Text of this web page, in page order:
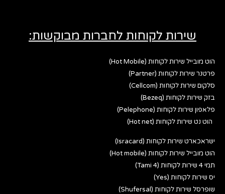
שירות לקוחות לחברות מבוקשות:
הוט מובייל שירות לקוחות (Hot Mobile)
פרטנר שירות לקוחות (Partner)
סלקום שירות לקוחות (Cellcom)
בזק שירות לקוחות (Bezeq)
פלאפון שירות לקוחות (Pelephone)
הוט נט שירות לקוחות (Hot net)
ישראכארט שירות לקוחות (Isracard)
הוט מובייל שירות לקוחות (Hot mobile)
תמי 4 שירות לקוחות (Tami 4)
יס שירות לקוחות (Yes)
שופרסל שירות לקוחות (Shufersal)